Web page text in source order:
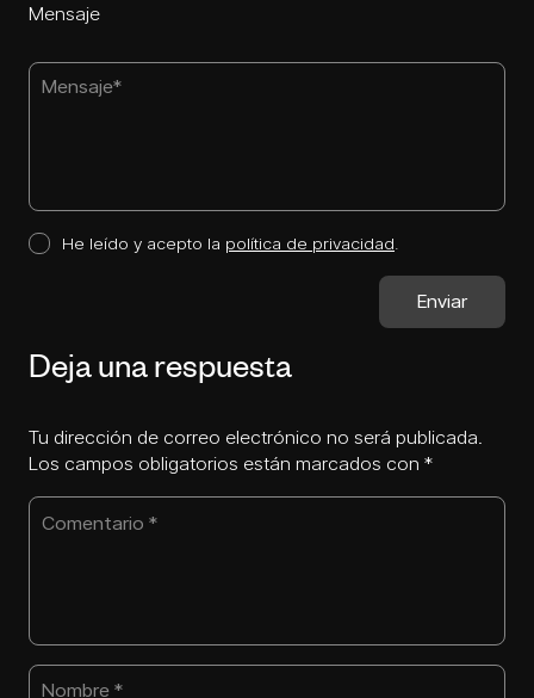
Mensaje
He leído y acepto la política de privacidad
Deja una respuesta
Tu dirección de correo electrónico no será publicada.
Los campos obligatorios están marcados con *